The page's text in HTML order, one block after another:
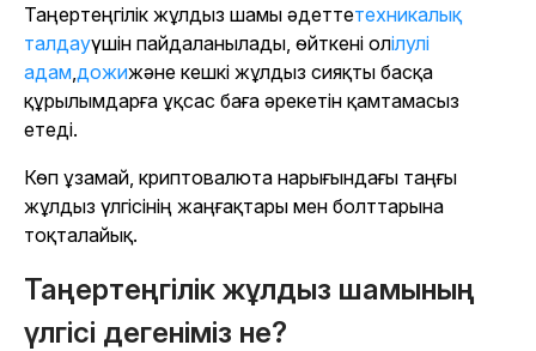
Таңертеңгілік жұлдыз шамы әдеттетехникалық
талдауүшін пайдаланылады, өйткені олілулі
адам,дожижәне кешкі жұлдыз сияқты басқа
құрылымдарға ұқсас баға әрекетін қамтамасыз
етеді.
Көп ұзамай, криптовалюта нарығындағы таңғы
жұлдыз үлгісінің жаңғақтары мен болттарына
тоқталайық.
Таңертеңгілік жұлдыз шамының
үлгісі дегеніміз не?